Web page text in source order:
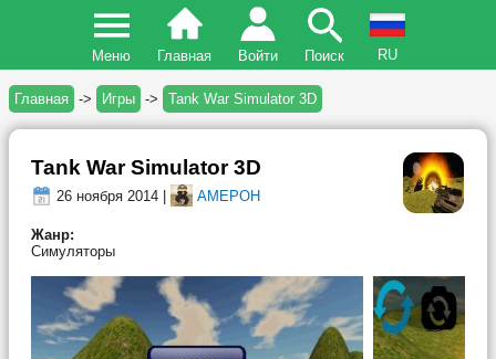
Меню Главная Войти Поиск RU
Главная -> Игры -> Tank War Simulator 3D
Tank War Simulator 3D
26 ноября 2014 | AMEPOH
Жанр:
Симуляторы